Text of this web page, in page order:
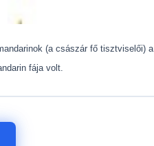
(a császár fő tisztviselői) a
fája volt.